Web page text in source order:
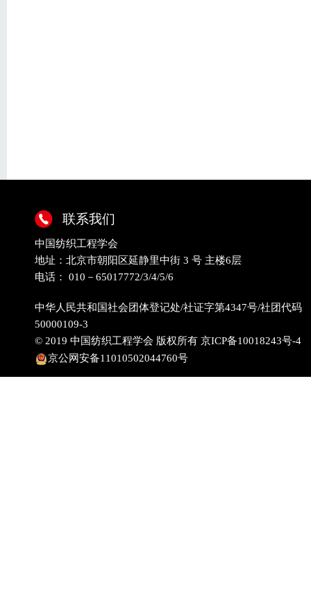
联系我们
中国纺织工程学会
地址：北京市朝阳区延静里中街 3 号 主楼6层
电话： 010－65017772/3/4/5/6
中华人民共和国社会团体登记处/社证字第4347号/社团代码
50000109-3
© 2019 中国纺织工程学会 版权所有 京ICP备10018243号-4
京公网安备11010502044760号